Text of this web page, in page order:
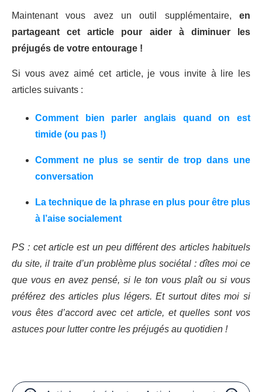
Maintenant vous avez un outil supplémentaire, en
partageant cet article pour aider à diminuer les
préjugés de votre entourage !
Si vous avez aimé cet article, je vous invite à lire les
articles suivants :
Comment bien parler anglais quand on est
timide (ou pas !)
Comment ne plus se sentir de trop dans une
conversation
La technique de la phrase en plus pour être plus
à l’aise socialement
PS : cet article est un peu différent des articles habituels
du site, il traite d’un problème plus sociétal : dîtes moi ce
que vous en avez pensé, si le ton vous plaît ou si vous
préférez des articles plus légers. Et surtout dites moi si
vous êtes d’accord avec cet article, et quelles sont vos
astuces pour lutter contre les préjugés au quotidien !